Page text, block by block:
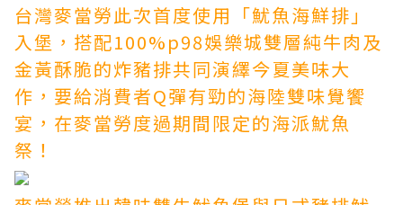
台灣麥當勞此次首度使用「魷魚海鮮排」
入堡，搭配100%p98娛樂城雙層純牛肉及
金黃酥脆的炸豬排共同演繹今夏美味大
作，要給消費者Q彈有勁的海陸雙味覺饗
宴，在麥當勞度過期間限定的海派魷魚
祭！